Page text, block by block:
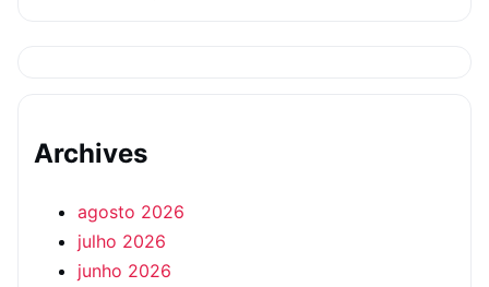
Archives
agosto 2026
julho 2026
junho 2026